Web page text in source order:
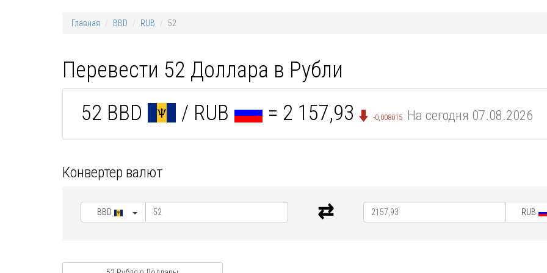
Главная BBD RUB 52
Перевести 52 Доллара в Рубли
52 BBD / RUB = 2 157,93 -0,008015 На сегодня 07.08.2026
Конвертер валют
BBD RUB